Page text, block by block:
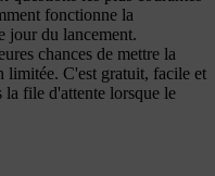
fonctionne la
jour du lancement.
chances de mettre la
limitée. C'est gratuit, facile et
la file d'attente lorsque le